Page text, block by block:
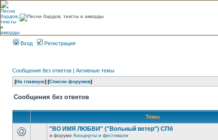
Вход Регистрация
Сообщения без ответов | Активные темы
[На главную] [Список форумов]
Сообщения без ответов
Темы
"ВО ИМЯ ЛЮБВИ" ("Вольный ветер") СПб
в форуме Концерты и фестивали